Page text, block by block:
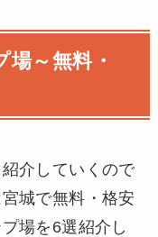
～無料・
介していくので
城で無料・格安
場を6選紹介し